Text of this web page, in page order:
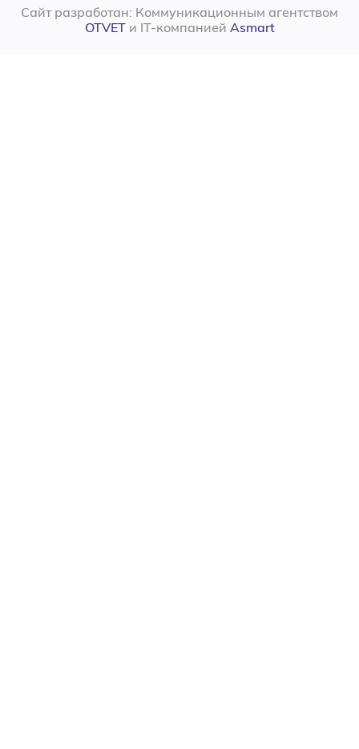
Сайт разработан: Коммуникационным агентством
OTVETи IT-компанией Asmart